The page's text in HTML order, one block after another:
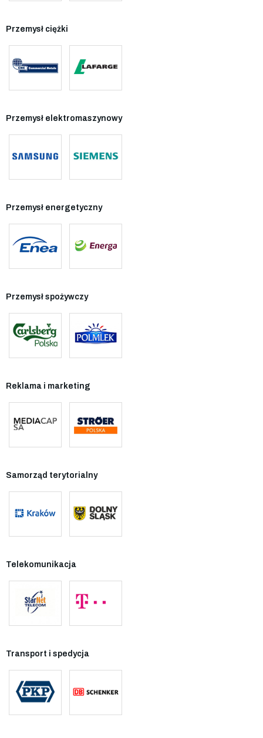
Przemysł ciężki
Przemysł elektromaszynowy
Przemysł energetyczny
Przemysł spożywczy
Reklama i marketing
Samorząd terytorialny
Telekomunikacja
Transport i spedycja